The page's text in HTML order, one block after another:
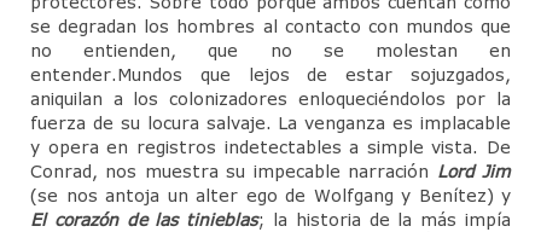
se degradan los hombres al contacto con mundos que
no entienden, que no se molestan en
entender.Mundos que lejos de estar sojuzgados,
aniquilan a los colonizadores enloqueciéndolos por la
fuerza de su locura salvaje. La venganza es implacable
y opera en registros indetectables a simple vista. De
Conrad, nos muestra su impecable narración Lord Jim
(se nos antoja un alter ego de Wolfgang y Benítez) y
El corazón de las tinieblas; la historia de la más impía